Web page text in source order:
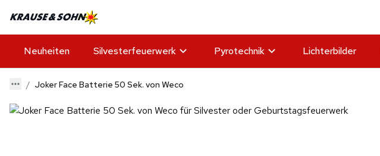
Neuheiten Silvesterfeuerwerk Pyrotechnik Lichterbilder
Joker Face Batterie 50 Sek. von Weco